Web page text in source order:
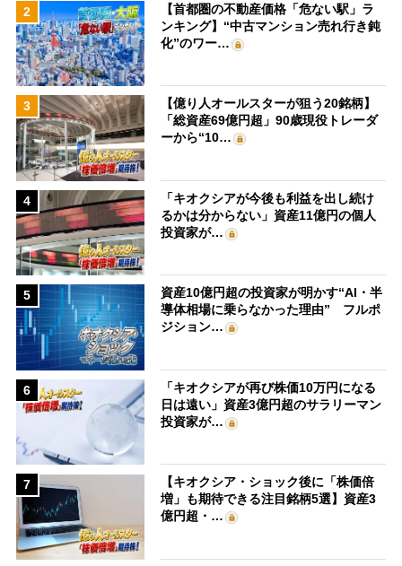
2
【首都圏の不動産価格「危ない駅」ラ
ンキング】“中古マンション売れ行き鈍
化”のワー…
3
【億り人オールスターが狙う20銘柄】
「総資産69億円超」90歳現役トレーダ
ーから“10…
4
「キオクシアが今後も利益を出し続け
るかは分からない」資産11億円の個人
投資家が…
5
資産10億円超の投資家が明かす“AI・半
導体相場に乗らなかった理由” フルポ
ジション…
6
「キオクシアが再び株価10万円になる
日は遠い」資産3億円超のサラリーマン
投資家が…
7
【キオクシア・ショック後に「株価倍
増」も期待できる注目銘柄5選】資産3
億円超・…